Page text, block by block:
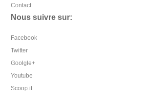
Contact
Nous suivre sur:
Facebook
Twitter
Goolgle+
Youtube
Scoop.it